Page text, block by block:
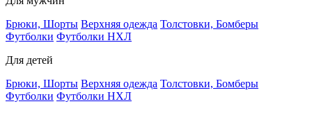
Брюки, Шорты Верхняя одежда Толстовки, Бомберы
Футболки Футболки НХЛ
Для детей
Брюки, Шорты Верхняя одежда Толстовки, Бомберы
Футболки Футболки НХЛ